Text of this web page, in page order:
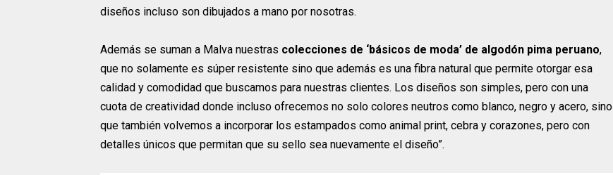
diseños incluso son dibujados a mano por nosotras.
Además se suman a Malva nuestras colecciones de ‘básicos de moda’ de algodón pima peruano,
que no solamente es súper resistente sino que además es una fibra natural que permite otorgar esa
calidad y comodidad que buscamos para nuestras clientes. Los diseños son simples, pero con una
cuota de creatividad donde incluso ofrecemos no solo colores neutros como blanco, negro y acero, sino
que también volvemos a incorporar los estampados como animal print, cebra y corazones, pero con
detalles únicos que permitan que su sello sea nuevamente el diseño”.